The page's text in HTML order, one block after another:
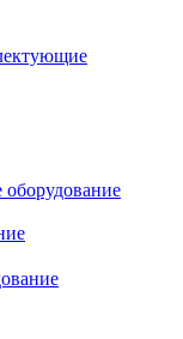
оборудование